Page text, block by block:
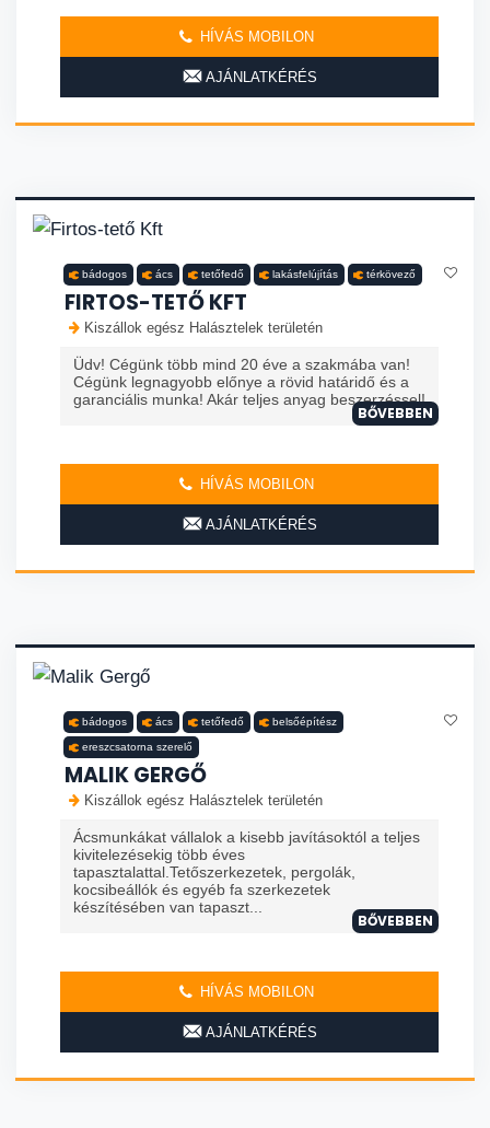
HÍVÁS MOBILON
AJÁNLATKÉRÉS
bádogos ács tetőfedő lakásfelújítás térkövező
FIRTOS-TETŐ KFT
Kiszállok egész Halásztelek területén
Üdv! Cégünk több mind 20 éve a szakmába van!
Cégünk legnagyobb előnye a rövid határidő és a
garanciális munka! Akár teljes anyag beszerzéssel!
BŐVEBBEN
HÍVÁS MOBILON
AJÁNLATKÉRÉS
bádogos ács tetőfedő belsőépítész
ereszcsatorna szerelő
MALIK GERGŐ
Kiszállok egész Halásztelek területén
Ácsmunkákat vállalok a kisebb javításoktól a teljes
kivitelezésekig több éves
tapasztalattal.Tetőszerkezetek, pergolák,
kocsibeállók és egyéb fa szerkezetek
készítésében van tapaszt...
BŐVEBBEN
HÍVÁS MOBILON
AJÁNLATKÉRÉS